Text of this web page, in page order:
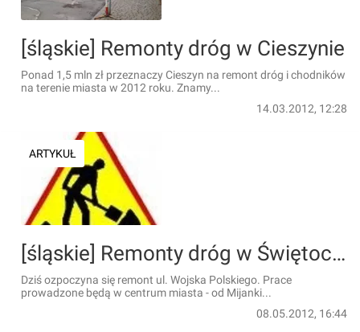
[śląskie] Remonty dróg w Cieszynie
Ponad 1,5 mln zł przeznaczy Cieszyn na remont dróg i chodników
na terenie miasta w 2012 roku. Znamy...
14.03.2012, 12:28
ARTYKUŁ
[śląskie] Remonty dróg w Świętochłowicach
Dziś ozpoczyna się remont ul. Wojska Polskiego. Prace
prowadzone będą w centrum miasta - od Mijanki...
08.05.2012, 16:44